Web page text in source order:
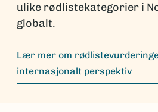
ulike rødlistekategorier i
globalt.
Lær mer om
internasjonalt perspektiv